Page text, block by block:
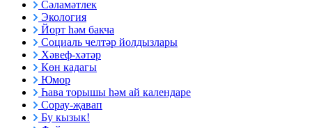
Сәламәтлек
Экология
Йорт һәм бакча
Социаль челтәр йолдызлары
Хәвеф-хәтәр
Көн кадагы
Юмор
Һава торышы һәм ай календаре
Сорау-җавап
Бу кызык!